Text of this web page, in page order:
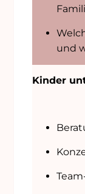
und
Kinder